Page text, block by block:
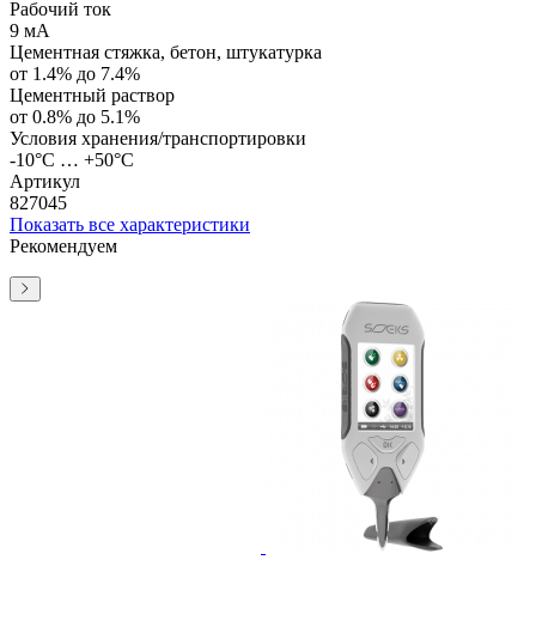
Рабочий ток
9 мА
Цементная стяжка, бетон, штукатурка
от 1.4% до 7.4%
Цементный раствор
от 0.8% до 5.1%
Условия хранения/транспортировки
-10°C … +50°C
Артикул
827045
Показать все характеристики
Рекомендуем